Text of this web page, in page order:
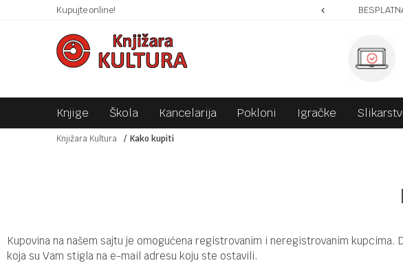
Kupujte online!SIGURNO PLAĆANJE PLATNIM KARTICAMA!
Knjige Škola Kancelarija Pokloni Igračke
Knjižara Kultura Kako kupiti
Kupovina na našem sajtu je omogućena registrovanim i neregistrovanim
koja su Vam stigla na e-mail adresu koju ste ostavili.